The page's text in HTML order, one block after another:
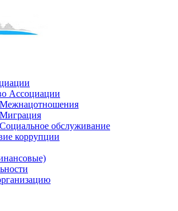
Ассоциации
Межнацотношения
Миграция
обслуживание
коррупции